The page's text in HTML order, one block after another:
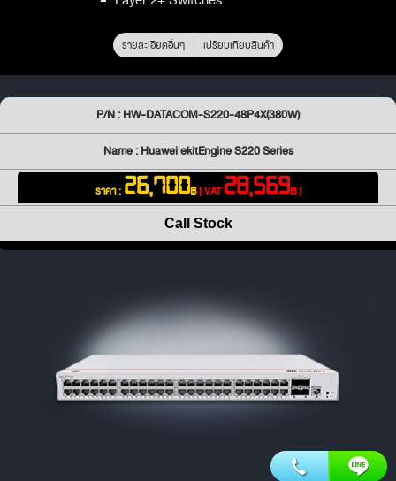
รายละเอียดอื่นๆ เปรียบเทียบสินค้า
P/N : HW-DATACOM-S220-48P4X(380W)
Name : Huawei ekitEngine S220 Series
ราคา : 26,700฿[ VAT28,569฿ ]
Call Stock